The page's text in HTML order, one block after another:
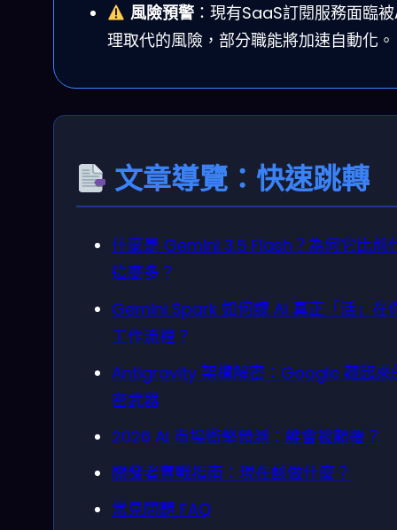
風險預警：現有SaaS訂閱服務面臨
理取代的風險，部分職能將加速自動化。
文章導覽：快速跳轉
什麼是 Gemini 3.5 Flash？為何它比前
這麼多？
Gemini Spark 如何讓 AI 真正「活」在
工作流裡？
Antigravity 架構解密：Google 藏起來
密武器
2026 AI 市場衝擊預測：誰會被顛覆？
開發者實戰指南：現在該做什麼？
常見問題 FAQ